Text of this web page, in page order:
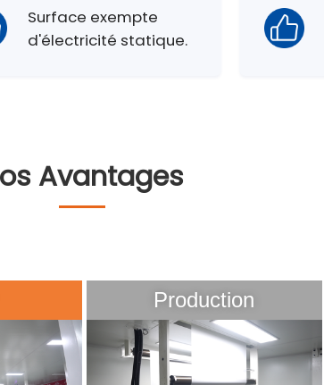
Surface exempte
d'électricité statique.
Avantages
Production